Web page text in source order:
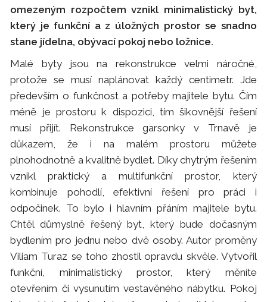
omezeným rozpočtem vznikl minimalistický byt,
který je funkční a z úložných prostor se snadno
stane jídelna, obývací pokoj nebo ložnice.
Malé byty jsou na rekonstrukce velmi náročné,
protože se musí naplánovat každý centimetr. Jde
především o funkčnost a potřeby majitele bytu. Čím
méně je prostoru k dispozici, tím šikovnější řešení
musí přijít. Rekonstrukce garsonky v Trnavě je
důkazem, že i na malém prostoru můžete
plnohodnotně a kvalitně bydlet. Díky chytrým řešením
vznikl praktický a multifunkční prostor, který
kombinuje pohodlí, efektivní řešení pro práci i
odpočinek. To bylo i hlavním přáním majitele bytu.
Chtěl důmyslně řešený byt, který bude dočasným
bydlením pro jednu nebo dvě osoby. Autor proměny
Viliam Turaz se toho zhostil opravdu skvěle. Vytvořil
funkční, minimalistický prostor, který měníte
otevřením či vysunutím vestavěného nábytku. Pokoj